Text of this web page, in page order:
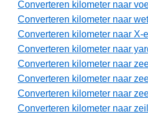
Converteren kilometer naar
Converteren kilometer naar
Converteren kilometer naar X-
Converteren kilometer naar
Converteren kilometer naar
Converteren kilometer naar
Converteren kilometer naar
Converteren kilometer naar